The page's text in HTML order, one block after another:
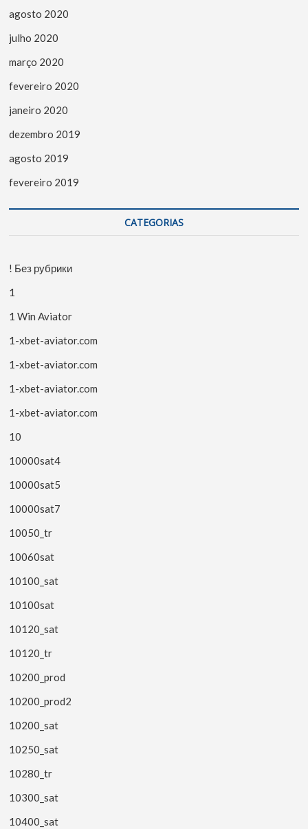
agosto 2020
julho 2020
março 2020
fevereiro 2020
janeiro 2020
dezembro 2019
agosto 2019
fevereiro 2019
CATEGORIAS
! Без рубрики
1
1 Win Aviator
1-xbet-aviator.com
1-xbet-aviator.com
1-xbet-aviator.com
1-xbet-aviator.com
10
10000sat4
10000sat5
10000sat7
10050_tr
10060sat
10100_sat
10100sat
10120_sat
10120_tr
10200_prod
10200_prod2
10200_sat
10250_sat
10280_tr
10300_sat
10400_sat